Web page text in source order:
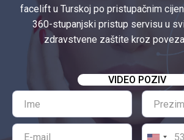
facelift u Turskoj po pristupačnim
360-stupanjski pristup servisu u
zdravstvene zaštite kroz
VIDEO POZIV